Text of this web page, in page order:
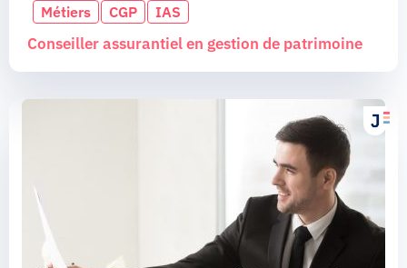
Métiers CGP IAS
Conseiller assurantiel en gestion de patrimoine